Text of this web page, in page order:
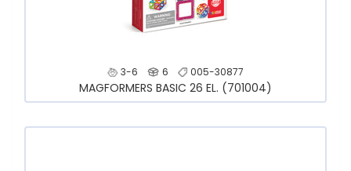
3-6 6 005-30877
MAGFORMERS BASIC 26 EL. (701004)